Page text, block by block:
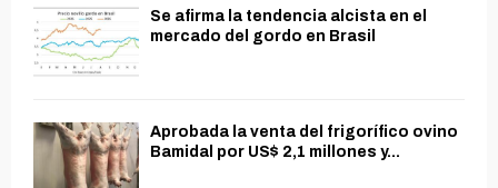
Se afirma la tendencia alcista en el
mercado del gordo en Brasil
Aprobada la venta del frigorífico ovino
Bamidal por US$ 2,1 millones y...